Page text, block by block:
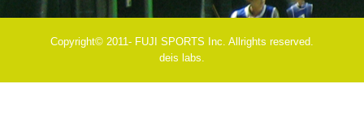
Copyright© 2011- FUJI SPORTS Inc. Allrights reserved.
deis labs.